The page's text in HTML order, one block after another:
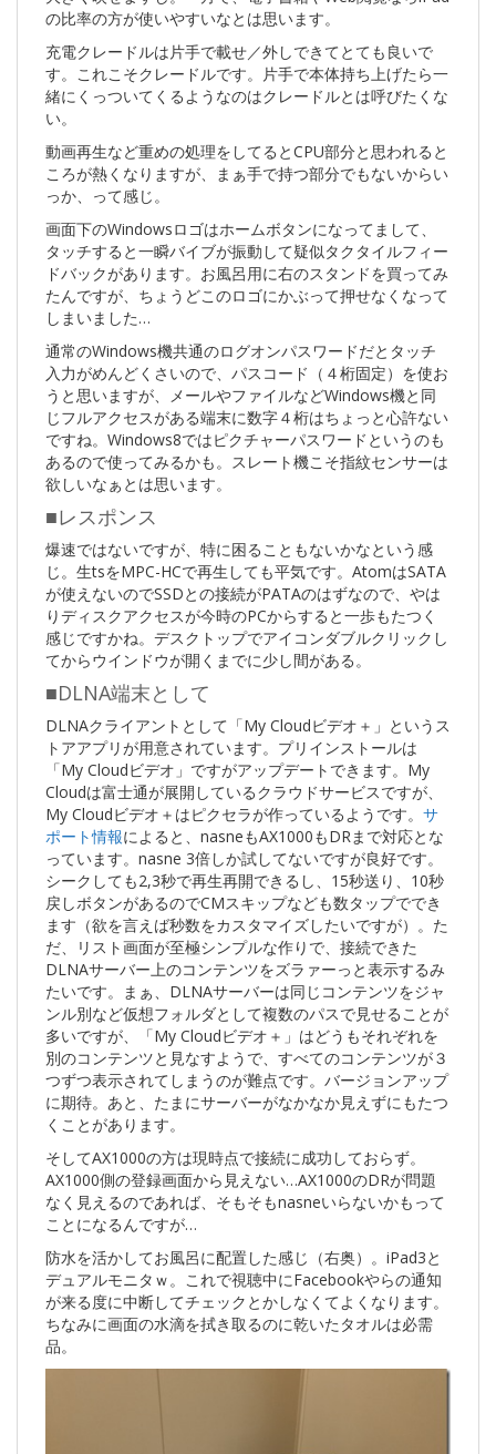
の比率の方が使いやすいなとは思います。
充電クレードルは片手で載せ／外しできてとても良いで
す。これこそクレードルです。片手で本体持ち上げたら一
緒にくっついてくるようなのはクレードルとは呼びたくな
い。
動画再生など重めの処理をしてるとCPU部分と思われると
ころが熱くなりますが、まぁ手で持つ部分でもないからい
っか、って感じ。
画面下のWindowsロゴはホームボタンになってまして、
タッチすると一瞬バイブが振動して疑似タクタイルフィー
ドバックがあります。お風呂用に右のスタンドを買ってみ
たんですが、ちょうどこのロゴにかぶって押せなくなって
しまいました…
通常のWindows機共通のログオンパスワードだとタッチ
入力がめんどくさいので、パスコード（４桁固定）を使お
うと思いますが、メールやファイルなどWindows機と同
じフルアクセスがある端末に数字４桁はちょっと心許ない
ですね。Windows8ではピクチャーパスワードというのも
あるので使ってみるかも。スレート機こそ指紋センサーは
欲しいなぁとは思います。
■レスポンス
爆速ではないですが、特に困ることもないかなという感
じ。生tsをMPC-HCで再生しても平気です。AtomはSATA
が使えないのでSSDとの接続がPATAのはずなので、やは
りディスクアクセスが今時のPCからすると一歩もたつく
感じですかね。デスクトップでアイコンダブルクリックし
てからウインドウが開くまでに少し間がある。
■DLNA端末として
DLNAクライアントとして「My Cloudビデオ＋」というス
トアアプリが用意されています。プリインストールは
「My Cloudビデオ」ですがアップデートできます。My
Cloudは富士通が展開しているクラウドサービスですが、
My Cloudビデオ＋はピクセラが作っているようです。 サ
ポート情報によると、nasneもAX1000もDRまで対応とな
っています。nasne 3倍しか試してないですが良好です。
シークしても2,3秒で再生再開できるし、15秒送り、10秒
戻しボタンがあるのでCMスキップなども数タップででき
ます（欲を言えば秒数をカスタマイズしたいですが）。た
だ、リスト画面が至極シンプルな作りで、接続できた
DLNAサーバー上のコンテンツをズラァーっと表示するみ
たいです。まぁ、DLNAサーバーは同じコンテンツをジャ
ンル別など仮想フォルダとして複数のパスで見せることが
多いですが、「My Cloudビデオ＋」はどうもそれぞれを
別のコンテンツと見なすようで、すべてのコンテンツが３
つずつ表示されてしまうのが難点です。バージョンアップ
に期待。あと、たまにサーバーがなかなか見えずにもたつ
くことがあります。
そしてAX1000の方は現時点で接続に成功しておらず。
AX1000側の登録画面から見えない…AX1000のDRが問題
なく見えるのであれば、そもそもnasneいらないかもって
ことになるんですが…
防水を活かしてお風呂に配置した感じ（右奥）。iPad3と
デュアルモニタｗ。これで視聴中にFacebookやらの通知
が来る度に中断してチェックとかしなくてよくなります。
ちなみに画面の水滴を拭き取るのに乾いたタオルは必需
品。